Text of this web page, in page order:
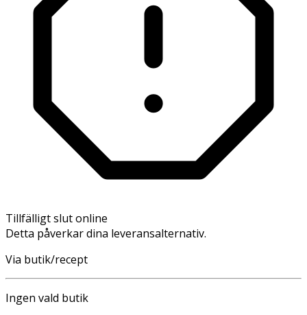
Tillfälligt slut online
Detta påverkar dina leveransalternativ.
Via butik/recept
Ingen vald butik